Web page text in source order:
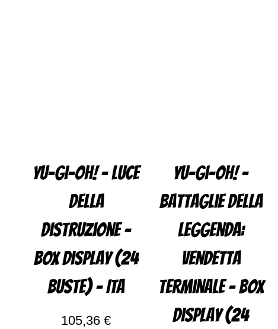
Yu-Gi-Oh! – Luce
Della
Distruzione –
BOX Display (24
buste) – ITA
105,36€
Yu-Gi-Oh! –
Battaglie della
Leggenda:
Vendetta
Terminale – BOX
Display (24